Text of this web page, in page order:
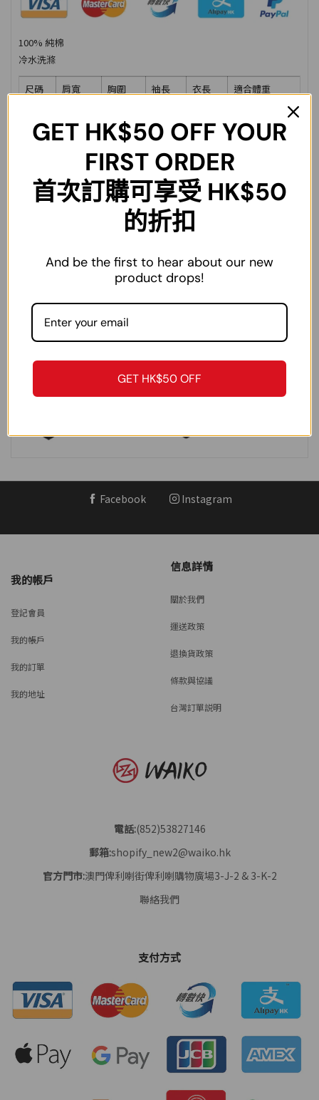
100% 純棉
冷水洗滌
尺碼 肩寬 胸圍 袖長 衣長
適合體重
49cm 114cm 61cm 70cm
65-75kg
50.5cm 118cm 61cm 72cm
75-85kg
2XL
52cm 122cm 62cm 74cm
85-95kg
126cm 63cm 76cm
注：尺碼為手工測量，僅作參考作用，不作為退換貨依據。
Facebook Instagram
我的帳戶
登記會員
我的帳戶
我的訂單
我的地址
信息詳情
關於我們
運送政策
退換貨政策
條款與協議
台灣訂單説明
電話:(852)53827146
郵箱:shopify_new2@waiko.hk
官方門市:澳門俾利喇街俾利喇購物廣場3-J-2 & 3-K-2
聯絡我們
支付方式
GET HK$50 OFF YOUR
FIRST ORDER
首次訂購可享受 HK$50
的折扣
And be the first to hear about our new
product drops!
GET HK$50 OFF